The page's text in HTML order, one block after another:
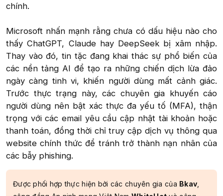
chính.
Microsoft nhấn mạnh rằng chưa có dấu hiệu nào cho
thấy ChatGPT, Claude hay DeepSeek bị xâm nhập.
Thay vào đó, tin tặc đang khai thác sự phổ biến của
các nền tảng AI để tạo ra những chiến dịch lừa đảo
ngày càng tinh vi, khiến người dùng mất cảnh giác.
Trước thực trạng này, các chuyên gia khuyến cáo
người dùng nên bật xác thực đa yếu tố (MFA), thận
trọng với các email yêu cầu cập nhật tài khoản hoặc
thanh toán, đồng thời chỉ truy cập dịch vụ thông qua
website chính thức để tránh trở thành nạn nhân của
các bẫy phishing.​
Được phối hợp thực hiện bởi các chuyên gia của Bkav